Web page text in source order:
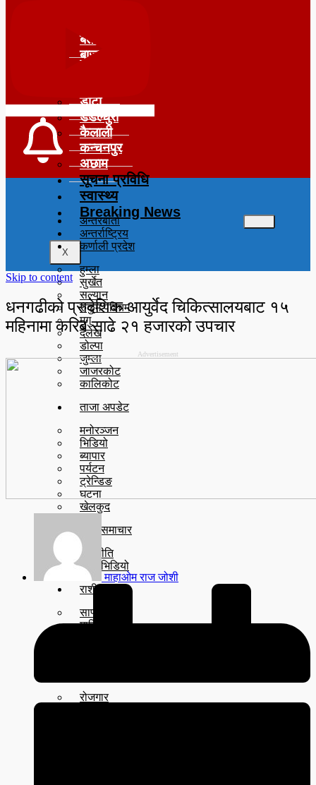
बैतडी
बाजुरा
डोटी
डडेल्धुरा
कैलाली
कन्चनपुर
अछाम
सूचना प्रविधि
स्वास्थ्य
Breaking News
X
अन्तरबार्ता
अन्तर्राष्ट्रिय
कर्णाली प्रदेश
हुम्ला
सुर्खेत
सल्यान
रुकुम पश्चिम
मुगु
दैलेख
डोल्पा
जुम्ला
जाजरकोट
कालिकोट
ताजा अपडेट
मनोरञ्जन
भिडियो
ब्यापार
पर्यटन
ट्रेन्डिङ
घटना
खेलकुद
मुख्य समाचार
राजनीति
युटुब भिडियो
राशीफल
साप्ताहिक
मासिक
रोजगार
Skip to content
धनगढीको प्रादेशिक आयुर्वेद चिकित्सालयबाट १५
महिनामा करिब साढे २१ हजारको उपचार
Advertisement
माहाओम राज जोशी